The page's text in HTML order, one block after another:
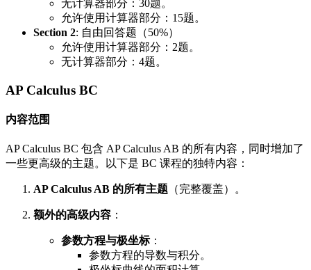
无计算器部分：30题。
允许使用计算器部分：15题。
Section 2: 自由回答题（50%）
允许使用计算器部分：2题。
无计算器部分：4题。
AP Calculus BC
内容范围
AP Calculus BC 包含 AP Calculus AB 的所有内容，同时增加了
一些更高级的主题。以下是 BC 课程的独特内容：
AP Calculus AB 的所有主题 （完整覆盖）。
额外的高级内容 ：
参数方程与极坐标：
参数方程的导数与积分。